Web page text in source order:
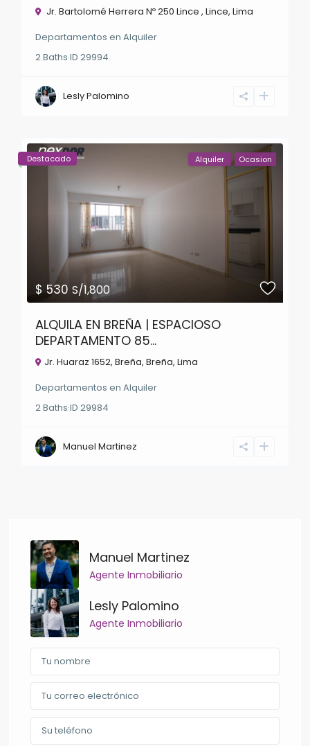
Jr. Bartolomé Herrera Nº 250 Lince ,Lince,Lima
Departamentos enAlquiler
2Baths·ID29994
Lesly Palomino
$ 530S/1,800
Alquiler Ocasion
Destacado
ALQUILA EN BREÑA | ESPACIOSO
DEPARTAMENTO 85...
Jr. Huaraz 1652, Breña,Breña,Lima
Departamentos enAlquiler
2Baths·ID29984
Manuel Martinez
Manuel Martinez
Agente Inmobiliario
Lesly Palomino
Agente Inmobiliario